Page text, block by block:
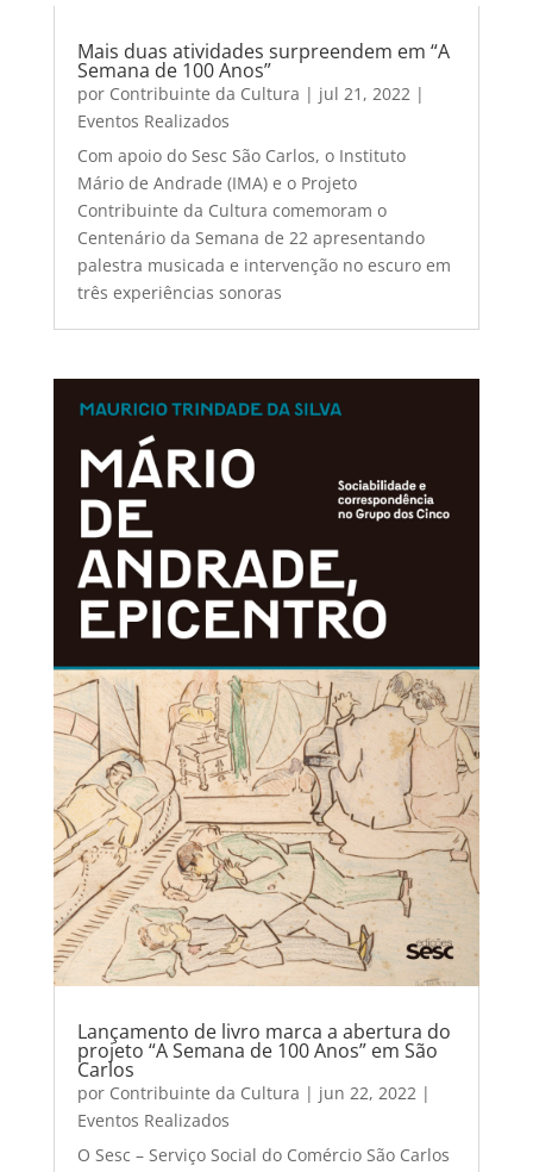
Mais duas atividades surpreendem em “A
Semana de 100 Anos”
por Contribuinte da Cultura | jul 21, 2022|
Eventos Realizados
Com apoio do Sesc São Carlos, o Instituto
Mário de Andrade (IMA) e o Projeto
Contribuinte da Cultura comemoram o
Centenário da Semana de 22 apresentando
palestra musicada e intervenção no escuro em
três experiências sonoras
Lançamento de livro marca a abertura do
projeto “A Semana de 100 Anos” em São
Carlos
por Contribuinte da Cultura | jun 22, 2022|
Eventos Realizados
O Sesc – Serviço Social do Comércio São Carlos